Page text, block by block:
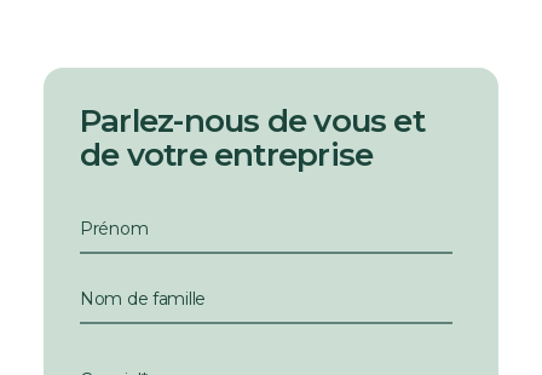
Parlez-nous de vous et
de votre entreprise